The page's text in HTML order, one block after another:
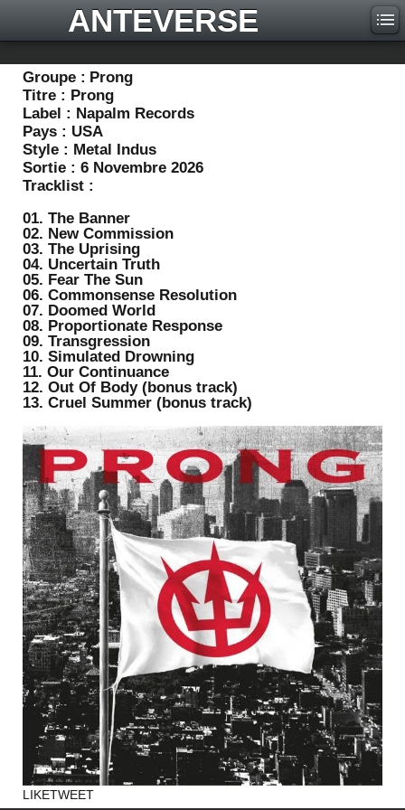
ANTEVERSE
Groupe : Prong
Titre : Prong
Label : Napalm Records
Pays : USA
Style : Metal Indus
Sortie : 6 Novembre 2026
Tracklist :
01. The Banner
02. New Commission
03. The Uprising
04. Uncertain Truth
05. Fear The Sun
06. Commonsense Resolution
07. Doomed World
08. Proportionate Response
09. Transgression
10. Simulated Drowning
11. Our Continuance
12. Out Of Body (bonus track)
13. Cruel Summer (bonus track)
LIKETWEET